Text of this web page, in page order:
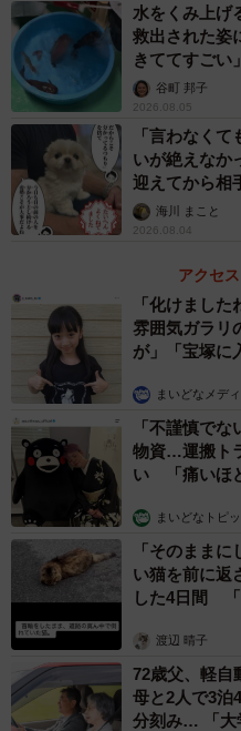
熊撃退スプレーの「模造品」（左
さんが取り扱っている「正規品」
ウジュウホウ / Tokyo Juho, Inc.さ
人命を軽視した悪質な
人命に関わる重大な事案と
YouTubeチャンネルでも「
する注意喚起の動画を投稿し
「通販などで『クマスプレ
で対人用の催涙スプレー的
たものは効果も飛距離もク
いにも関わらず『クマよけ
商品が多いです。
また、日本で使用する場合
型のヒグマ用かを確認する
プレーは基本的に使い切り
度で空になる仕様なので、
試し吹き出来ない落とし穴
しでも安く買いたい』と思
い商品を安易に買うのは命
んないきものチャンネルさ
水をくみ上げ
救出された姿
きててすご
は……谷町 邦子
2026.08.05
「言わなく
いが絶えな
迎えてから相
画】海川 まこと
2026.08.04
アクセ
「化けまし
雰囲気ガラリ
が」「宝塚に
まいどなメデ
「不謹慎で
物資…運搬ト
い 「痛いほ
まいどなトピ
「そのまま
い猫を前に
した4日間 「
渡辺 晴子
72歳父、軽
母と2人で3
分刻み… 「大